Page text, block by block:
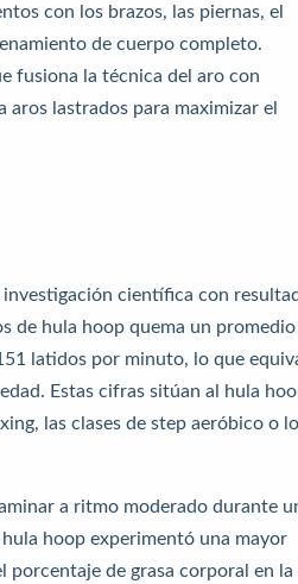
con los brazos, las piernas, el
de cuerpo completo.
fusiona la técnica del aro con
aros lastrados para maximizar el
científica con
de hula hoop quema un promedio
latidos por minuto, lo que
Estas cifras sitúan al hula
las clases de step aeróbico o
a ritmo moderado durante
hoop experimentó una mayor
de grasa corporal en la